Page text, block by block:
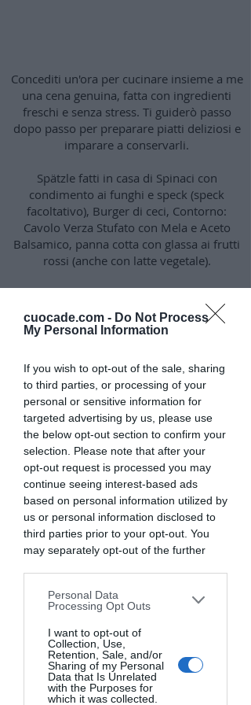
cuocade.com - Do Not Process
My Personal Information
If you wish to opt-out of the sale, sharing
to third parties, or processing of your
personal or sensitive information for
targeted advertising by us, please use
the below opt-out section to confirm your
selection. Please note that after your
opt-out request is processed you may
continue seeing interest-based ads
based on personal information utilized by
us or personal information disclosed to
third parties prior to your opt-out. You
may separately opt-out of the further
downstream participants. This
information may also be disclosed by us
to third parties on theIAB’s List of
Downstream Participantsthat may
further disclose it to other third parties.
Personal Data
Processing Opt Outs
I want to opt-out of
Collection, Use,
Retention, Sale, and/or
Sharing of my Personal
Data that Is Unrelated
with the Purposes for
which it was collected.
Concediti un'ora per cucinare insieme a me
una cena genuina, fatta con ingredienti
freschi e senza stress. Ti guiderò passo
dopo passo per preparare piatti deliziosi e
imparare a conservarli.
Spätzle fatti in casa di Spinaci con
condimento ai funghi e speck (speck
facoltativo), Burger di ceci, Contorno:
Cavolo Verza Stufato con Mela e Aceto
Balsamico, panna cotta con glassa ai frutti
rossi (anche con latte vegetale).
Contenuto del video corso
1 ora e 32 minuti
Ingredienti utilizzati:
Spinaci, farina, uova, noce moscata, sale,
funghi sbrise, speck, scalogno, aglio, olio